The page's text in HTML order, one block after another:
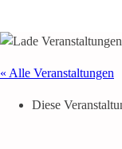
« Alle Veranstaltungen
Diese